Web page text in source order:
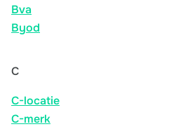
Bva
Byod
C
C-locatie
C-merk